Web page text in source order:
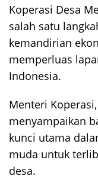
Koperasi Desa
salah satu
kemandirian
memperluas
Indonesia.
Menteri
menyampaikan
kunci utama
muda untuk
desa.